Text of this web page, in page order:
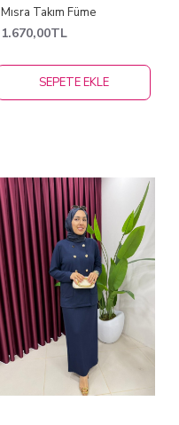
Mısra Takım Füme
1.670,00TL
SEPETE EKLE